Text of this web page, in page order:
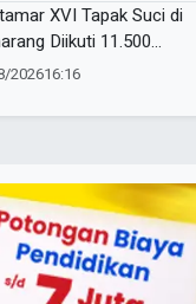
XVI Tapak Suci di
Diikuti 11.500
Ini Rangkaian
202616:16